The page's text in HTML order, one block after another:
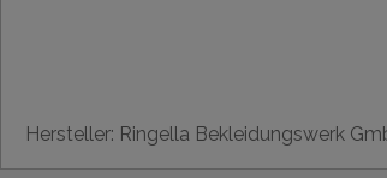
Hersteller: Ringella Bekleidungswerk